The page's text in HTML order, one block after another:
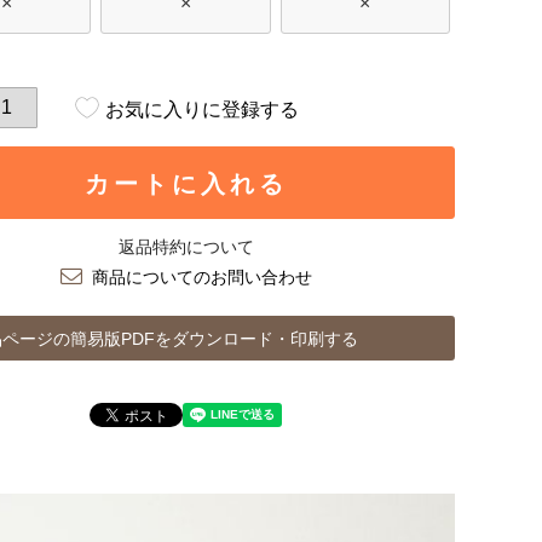
お気に入りに登録する
カートに入れる
返品特約について
商品についてのお問い合わせ
ージの簡易版PDFをダウンロード・印刷する